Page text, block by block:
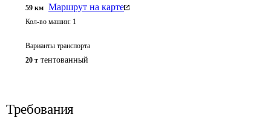
59 км Маршрут на карте
Кол-во машин: 1
Варианты транспорта
20 т тентованный
Требования